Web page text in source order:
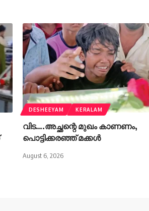
DESHEEYAM KERALAM
വിട….അച്ഛന്റെ മുഖം കാണണം,
പൊട്ടിക്കരഞ്ഞ് മക്കൾ
August 6, 2026